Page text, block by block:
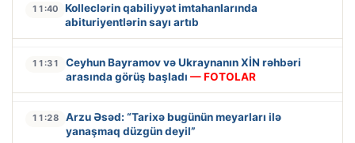
11:40
Kolleclərin qabiliyyət imtahanlarında
abituriyentlərin sayı artıb
11:31
Ceyhun Bayramov və Ukraynanın XİN rəhbəri
arasında görüş başladı — FOTOLAR
11:28
Arzu Əsəd: “Tarixə bugünün meyarları ilə
yanaşmaq düzgün deyil”